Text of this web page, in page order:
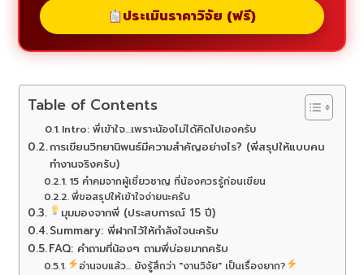
ประเมินราคาวิจัย (ฟรี)
Table of Contents
Intro: พี่เข้าใจ…เพราะน้องไม่ได้คิดไปเองครับ
การเขียนวิทยานิพนธ์มีความสำคัญอย่างไร? (พี่สรุปให้แบบคน
ทำงานจริงครับ)
15 คำคมจากผู้เชี่ยวชาญ ที่น้องควรรู้ก่อนเขียน
พี่ขอสรุปให้เข้าใจง่ายนะครับ
มุมมองจากพี่ (ประสบการณ์ 15 ปี)
Summary: พี่ฝากไว้ให้กำลังใจนะครับ
FAQ: คำถามที่น้องๆ ถามพี่บ่อยมากครับ
อ่านจบแล้ว... ยังรู้สึกว่า "งานวิจัย" เป็นเรื่องยาก?